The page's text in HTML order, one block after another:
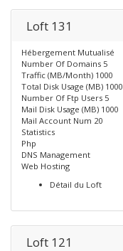
Loft 131
Hébergement Mutualisé
Number Of Domains 5
Traffic (MB/Month) 1000
Total Disk Usage (MB) 1000
Number Of Ftp Users 5
Mail Disk Usage (MB) 1000
Mail Account Num 20
Statistics
Php
DNS Management
Web Hosting
Détail du Loft
Loft 121